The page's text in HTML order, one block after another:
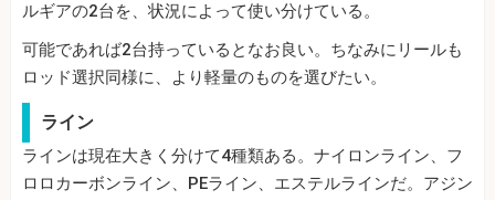
ルギアの2台を、状況によって使い分けている。
可能であれば2台持っているとなお良い。ちなみにリールも
ロッド選択同様に、より軽量のものを選びたい。
ライン
ラインは現在大きく分けて4種類ある。ナイロンライン、フ
ロロカーボンライン、PEライン、エステルラインだ。アジン